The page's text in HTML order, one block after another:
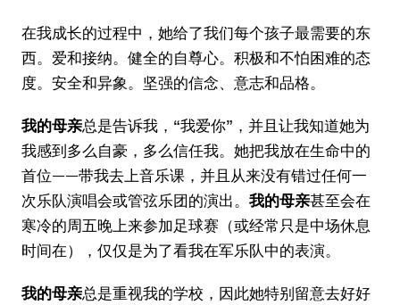
在我成长的过程中，她给了我们每个孩子最需要的东
西。爱和接纳。健全的自尊心。积极和不怕困难的态
度。安全和异象。坚强的信念、意志和品格。
我的母亲总是告诉我，“我爱你”，并且让我知道她为
我感到多么自豪，多么信任我。她把我放在生命中的
首位——带我去上音乐课，并且从来没有错过任何一
次乐队演唱会或管弦乐团的演出。 我的母亲甚至会在
寒冷的周五晚上来参加足球赛（或经常只是中场休息
时间在），仅仅是为了看我在军乐队中的表演。
我的母亲总是重视我的学校，因此她特别留意去好好